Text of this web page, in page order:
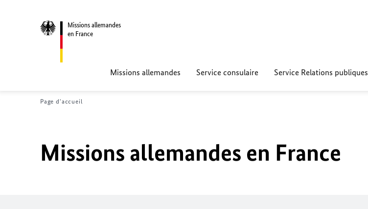
Missions allemandes
en France
Missions allemandes Service consulaire Service Relations publiques
Page d'accueil
Missions allemandes en France